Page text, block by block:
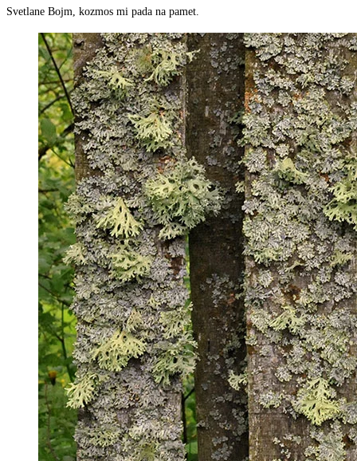
Svetlane Bojm, kozmos mi pada na pamet.